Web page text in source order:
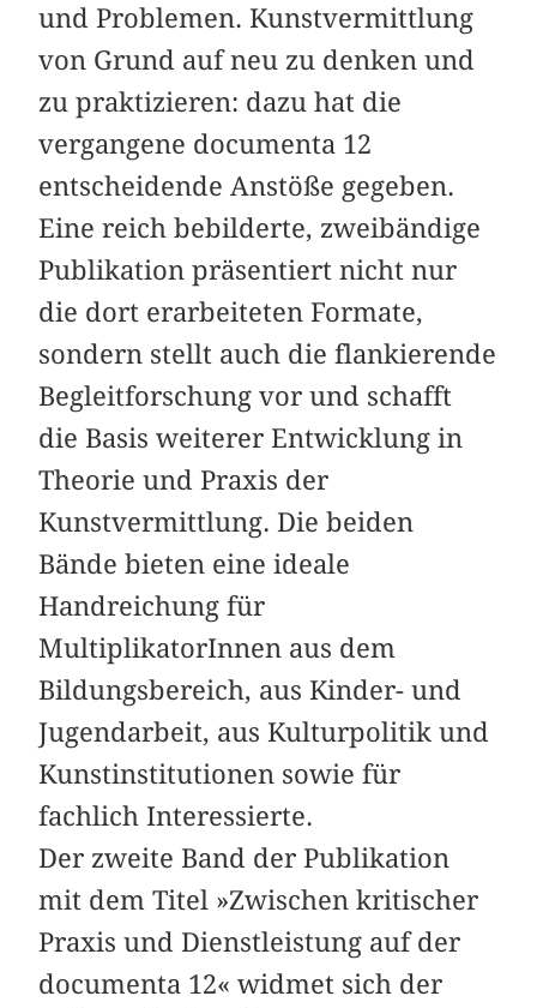
und Problemen. Kunstvermittlung
von Grund auf neu zu denken und
zu praktizieren: dazu hat die
vergangene documenta 12
entscheidende Anstöße gegeben.
Eine reich bebilderte, zweibändige
Publikation präsentiert nicht nur
die dort erarbeiteten Formate,
sondern stellt auch die flankierende
Begleitforschung vor und schafft
die Basis weiterer Entwicklung in
Theorie und Praxis der
Kunstvermittlung. Die beiden
Bände bieten eine ideale
Handreichung für
MultiplikatorInnen aus dem
Bildungsbereich, aus Kinder- und
Jugendarbeit, aus Kulturpolitik und
Kunstinstitutionen sowie für
fachlich Interessierte.
Der zweite Band der Publikation
mit dem Titel »Zwischen kritischer
Praxis und Dienstleistung auf der
documenta 12« widmet sich der